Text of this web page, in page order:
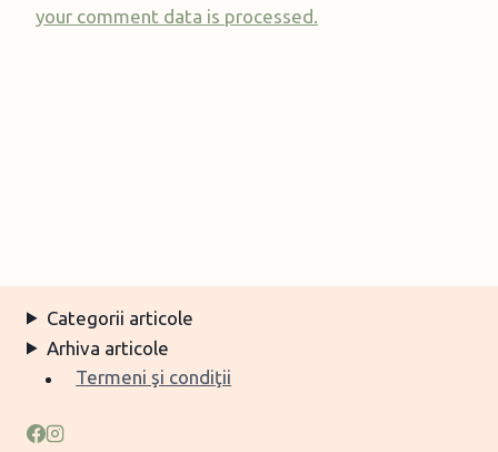
your comment data is processed.
Categorii articole
Arhiva articole
Termeni şi condiţii